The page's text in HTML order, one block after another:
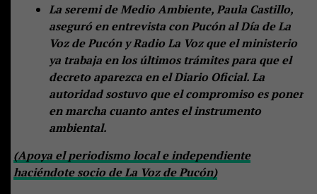
La seremi de Medio Ambiente, Paula Castillo,
aseguró en entrevista con Pucón al Día de La
Voz de Pucón y Radio La Voz que el ministerio
ya trabaja en los últimos trámites para que el
decreto aparezca en el Diario Oficial. La
autoridad sostuvo que el compromiso es poner
en marcha cuanto antes el instrumento
ambiental.
(Apoya el periodismo local e independiente
haciéndote socio de La Voz de Pucón)